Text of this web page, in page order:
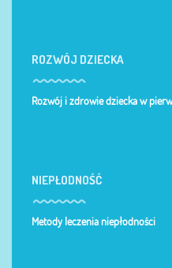
ROZWÓJ DZIECKA
Rozwój i zdrowie dziecka w
NIEPŁODNOŚĆ
Metody leczenia niepłodności